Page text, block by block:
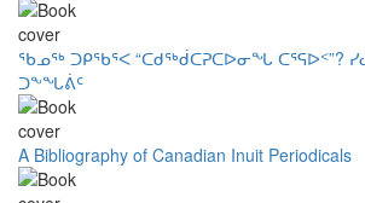
ᖃᓄᖅ ᑐᑭᖃᕐᐸ “ᑕᑯᖅᑰᑕᕈᑕᐅᓂᖓ ᑕᕐᕋᐅᑉ”?
ᑐᖕᖓᕖᑦ
A Bibliography of Canadian Inuit Periodicals